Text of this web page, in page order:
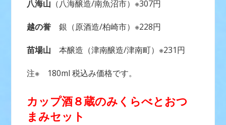
八海山 （八海醸造/南魚沼市）※307円
越の誉 銀（原酒造/柏崎市）※228円
苗場山 本醸造（津南醸造/津南町）※231円
注※ 180ml 税込み価格です。
カップ酒８蔵のみくらべとおつ
まみセット